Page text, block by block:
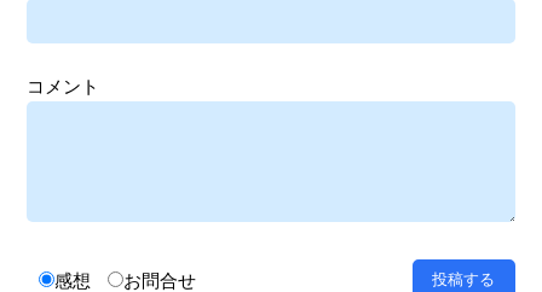
コメント
感想 お問合せ